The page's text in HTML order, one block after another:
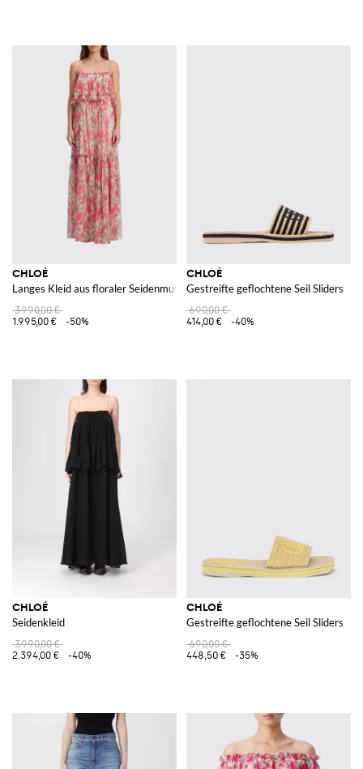
CHLOÉ
Langes Kleid aus floraler Seidenmusselin
3.990,00 €
1.995,00 €
-50%
CHLOÉ
Gestreifte geflochtene Seil Sliders
690,00 €
414,00 €
-40%
CHLOÉ
Seidenkleid
3.990,00 €
2.394,00 €
-40%
CHLOÉ
Gestreifte geflochtene Seil Sliders
690,00 €
448,50 €
-35%